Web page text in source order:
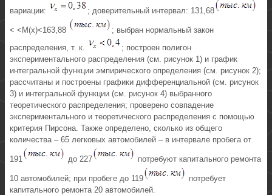
вариации: ; доверительный интервал: 131,68
< <М(х)<163,88
; выбран нормальный закон
распределения, т. к.
; построен полигон
экспериментального распределения (см. рисунок 1) и график
интегральной функции эмпирического определения (см. рисунок 2);
рассчитаны и построены графики дифференциальной (см. рисунок
3) и интегральной функции (см. рисунок 4) выбранного
теоретического распределения; проверено совпадение
экспериментального и теоретического распределения с помощью
критерия Пирсона. Также определено, сколько из общего
количества – 65 легковых автомобилей – в интервале пробега от
191 до 227 потребуют капитального ремонта
10 автомобилей; при пробеге до 119
потребует
капитального ремонта 20 автомобилей.